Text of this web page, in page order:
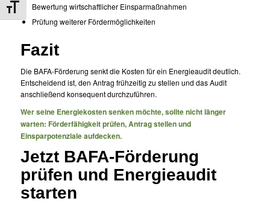
Schrift vergrößern
Bewertung wirtschaftlicher Einsparmaßnahmen
Prüfung weiterer Fördermöglichkeiten
Fazit
Die BAFA-Förderung senkt die Kosten für ein Energieaudit deutlich.
Entscheidend ist, den Antrag frühzeitig zu stellen und das Audit
anschließend konsequent durchzuführen.
Wer seine Energiekosten senken möchte, sollte nicht länger
warten: Förderfähigkeit prüfen, Antrag stellen und
Einsparpotenziale aufdecken.
Jetzt BAFA-Förderung
prüfen und Energieaudit
starten